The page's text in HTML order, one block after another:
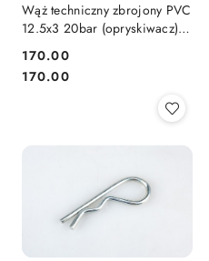
Wąż techniczny zbrojony PVC
12.5x3 20bar (opryskiwacz)
TEGER 25mb
Cena:
170.00
Cena:
170.00